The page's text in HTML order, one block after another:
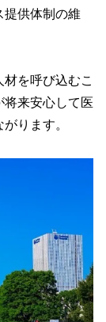
供体制の維
を呼び込むこ
将来安心して医
ります。